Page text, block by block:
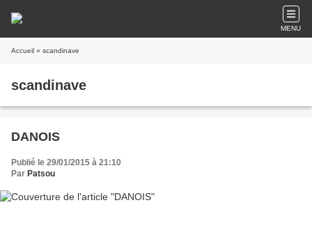
MENU
Accueil » scandinave
scandinave
DANOIS
Publié le 29/01/2015 à 21:10
Par Patsou